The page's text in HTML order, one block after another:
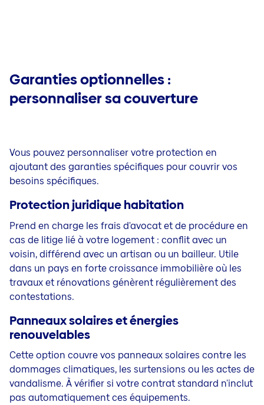
Garanties optionnelles :
personnaliser sa couverture
Vous pouvez personnaliser votre protection en
ajoutant des garanties spécifiques pour couvrir vos
besoins spécifiques.
Protection juridique habitation
Prend en charge les frais d'avocat et de procédure en
cas de litige lié à votre logement : conflit avec un
voisin, différend avec un artisan ou un bailleur. Utile
dans un pays en forte croissance immobilière où les
travaux et rénovations génèrent régulièrement des
contestations.
Panneaux solaires et énergies
renouvelables
Cette option couvre vos panneaux solaires contre les
dommages climatiques, les surtensions ou les actes de
vandalisme. À vérifier si votre contrat standard n'inclut
pas automatiquement ces équipements.